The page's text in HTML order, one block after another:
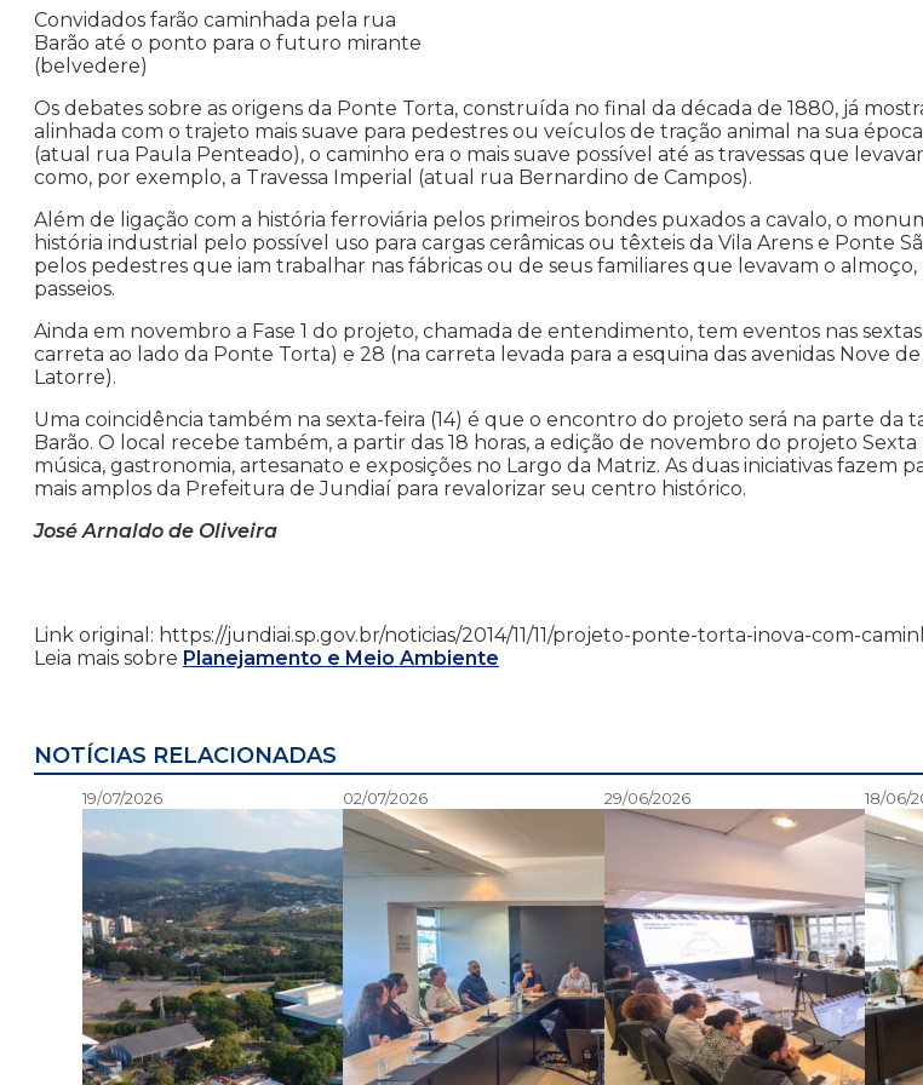
Convidados farão caminhada pela rua
Barão até o ponto para o futuro mirante
(belvedere)
Os debates sobre as origens da Ponte Torta, construída no final da década de 1880, já
alinhada com o trajeto mais suave para pedestres ou veículos de tração animal na sua
(atual rua Paula Penteado), o caminho era o mais suave possível até as travessas que
como, por exemplo, a Travessa Imperial (atual rua Bernardino de Campos).
Além de ligação com a história ferroviária pelos primeiros bondes puxados a cavalo, o
história industrial pelo possível uso para cargas cerâmicas ou têxteis da Vila Arens e Ponte
pelos pedestres que iam trabalhar nas fábricas ou de seus familiares que levavam o
passeios.
Ainda em novembro a Fase 1 do projeto, chamada de entendimento, tem eventos nas
carreta ao lado da Ponte Torta) e 28 (na carreta levada para a esquina das avenidas Nove
Latorre).
Uma coincidência também na sexta-feira (14) é que o encontro do projeto será na parte da
Barão. O local recebe também, a partir das 18 horas, a edição de novembro do projeto
música, gastronomia, artesanato e exposições no Largo da Matriz. As duas iniciativas fazem
mais amplos da Prefeitura de Jundiaí para revalorizar seu centro histórico.
José Arnaldo de Oliveira
Link original: https://jundiai.sp.gov.br/noticias/2014/11/11/projeto-ponte-torta-inova-com-
Leia mais sobre Planejamento e Meio Ambiente
NOTÍCIAS RELACIONADAS
19/07/2026 02/07/2026 29/06/2026 18/06/